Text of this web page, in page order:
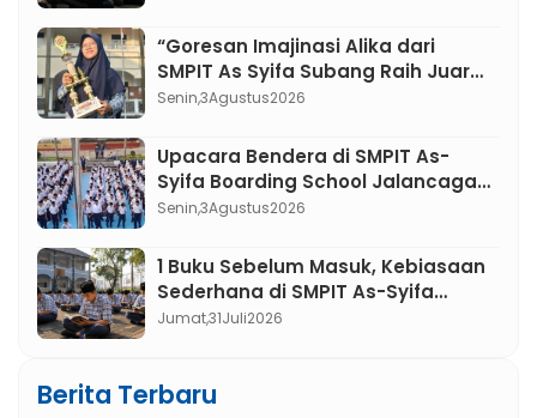
“Goresan Imajinasi Alika dari
SMPIT As Syifa Subang Raih Juara
3 cabang Ilustrasi lomba FLS3N
Senin,3Agustus2026
Upacara Bendera di SMPIT As-
Syifa Boarding School Jalancagak:
Menumbuhkan Karakter Pemimpin
Senin,3Agustus2026
1 Buku Sebelum Masuk, Kebiasaan
Sederhana di SMPIT As-Syifa
Boarding School yang Mengubah
Jumat,31Juli2026
Berita Terbaru